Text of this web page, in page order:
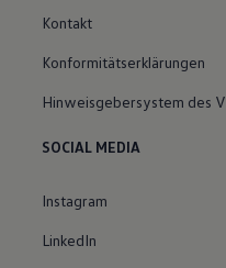
Kontakt
Konformitätserklärungen
Hinweisgebersystem des
SOCIAL MEDIA
Instagram
LinkedIn